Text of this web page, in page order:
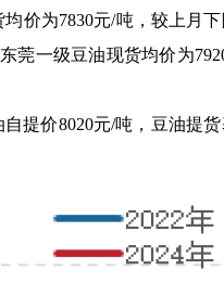
价为7830元/吨，较上月
莞一级豆油现货均价为
提价8020元/吨，豆油提